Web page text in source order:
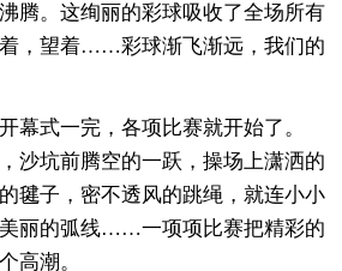
腾。这绚丽的彩球吸收了全场所有
，望着……彩球渐飞渐远，我们的
式一完，各项比赛就开始了。
沙坑前腾空的一跃，操场上潇洒的
毽子，密不透风的跳绳，就连小小
丽的弧线……一项项比赛把精彩的
高潮。